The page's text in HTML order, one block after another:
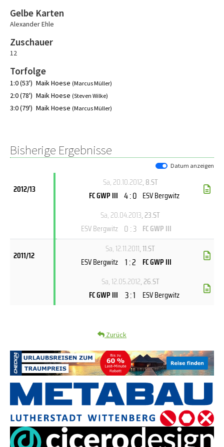
Gelbe Karten
Alexander Ehle
Zuschauer
12
Torfolge
1:0 (53') Maik Hoese (Marcus Müller)
2:0 (78') Maik Hoese (Steven Wilke)
3:0 (79') Maik Hoese (Marcus Müller)
Bisherige Ergebnisse
Datum anzeigen
2012/13
Sa, 20.10.2012, 8.ST
FC GWP III 4 : 0 ESV Bergwitz
Sa, 20.04.2013, 23.ST
ESV Bergwitz 0 : 3 FC GWP III
2011/12
Sa, 12.11.2011, 11.ST
ESV Bergwitz 1 : 2 FC GWP III
Sa, 12.05.2012, 26.ST
FC GWP III 3 : 1 ESV Bergwitz
Zurück